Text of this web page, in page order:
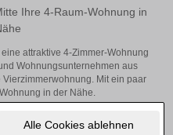
Alle Cookies ablehnen
Ihre 4-Raum-Wohnung in
attraktive 4-Zimmer-Wohnung
Wohnungsunternehmen aus
Mit ein paar
in der Nähe.
zum mieten